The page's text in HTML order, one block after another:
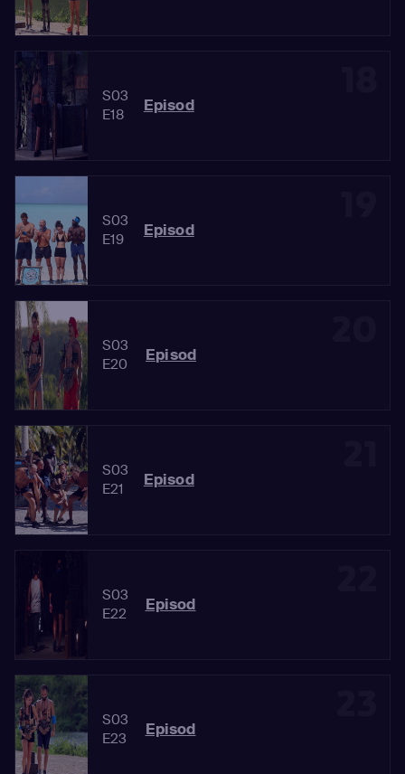
S03
E18
Episod
S03
E19
Episod
S03
E20
Episod
S03
E21
Episod
S03
E22
Episod
S03
E23
Episod